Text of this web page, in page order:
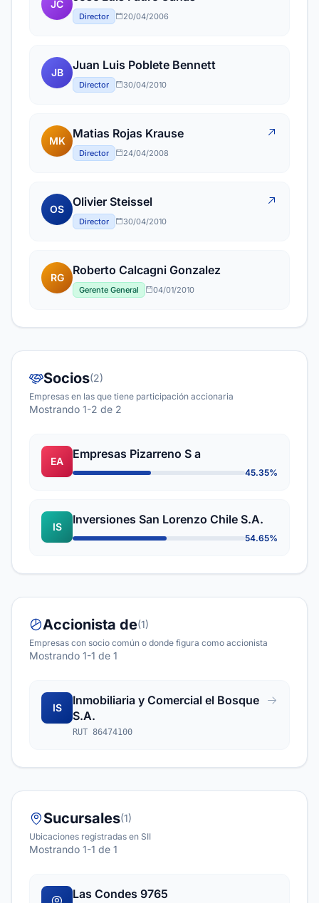
JC
Director 20/04/2006
JB
Juan Luis Poblete Bennett
Director 30/04/2010
MK
Matias Rojas Krause
Director 24/04/2008
OS
Olivier Steissel
Director 30/04/2010
RG
Roberto Calcagni Gonzalez
Gerente General 04/01/2010
Socios(2)
Empresas en las que tiene participación accionaria
Mostrando 1-2 de 2
EA
Empresas Pizarreno S a
45.35%
IS
Inversiones San Lorenzo Chile S.A.
54.65%
Accionista de(1)
Empresas con socio común o donde figura como accionista
Mostrando 1-1 de 1
IS
Inmobiliaria y Comercial el Bosque
S.A.
RUT 86474100
Sucursales(1)
Ubicaciones registradas en SII
Mostrando 1-1 de 1
Las Condes 9765